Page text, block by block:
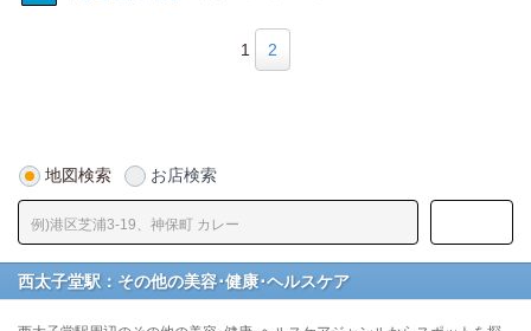
1 2
地図検索 お店検索
西太子堂駅：その他の美容･健康･ヘルスケア